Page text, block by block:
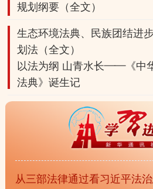
规划纲要（全文）
生态环境法典、 民族团结进
划法（全文）
以法为纲 山青水长——《中
法典》诞生记
从三部法律通过看习近平法